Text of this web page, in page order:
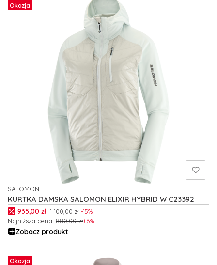
Okazja
KURTKA DAMSKA SALOMON ELIXIR HYBRID W C23392
PRODUCENT
SALOMON
Cena promocyjna
935,00 zł 1 100,00 zł -15%
Najniższa cena: 880,00 zł+6%
Zobacz produkt
Okazja